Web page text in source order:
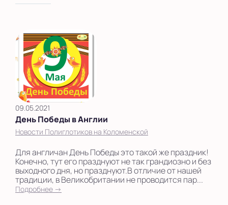
09.05.2021
День Победы в Англии
Новости Полиглотиков на Коломенской
Для англичан День Победы это такой же праздник!
Конечно, тут его празднуют не так грандиозно и без
выходного дня, но празднуют.В отличие от нашей
традиции, в Великобритании не проводится пар...
Подробнее →